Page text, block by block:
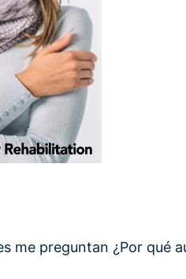
me preguntan ¿Por qué